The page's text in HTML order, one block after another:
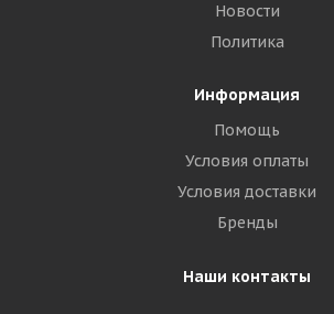
Новости
Политика
Информация
Помощь
Условия оплаты
Условия доставки
Бренды
Наши контакты